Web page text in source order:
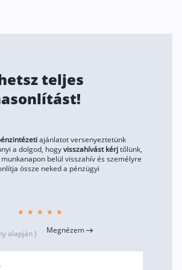
teljes
ajánlatot versenyeztetünk
a dolgod, hogyvisszahívást kérjtőlünk,
belül visszahív és személyre
össze neked a pénzügyi
alapján ) Megnézem